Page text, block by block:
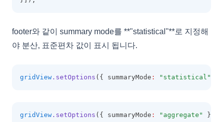
footer와 같이 summary mode를 **"statistical"**로 지정해
야 분산, 표준편차 값이 표시 됩니다.
gridView .setOptions ({ summaryMode : "statistical"
gridView .setOptions ({ summaryMode : "aggregate" });